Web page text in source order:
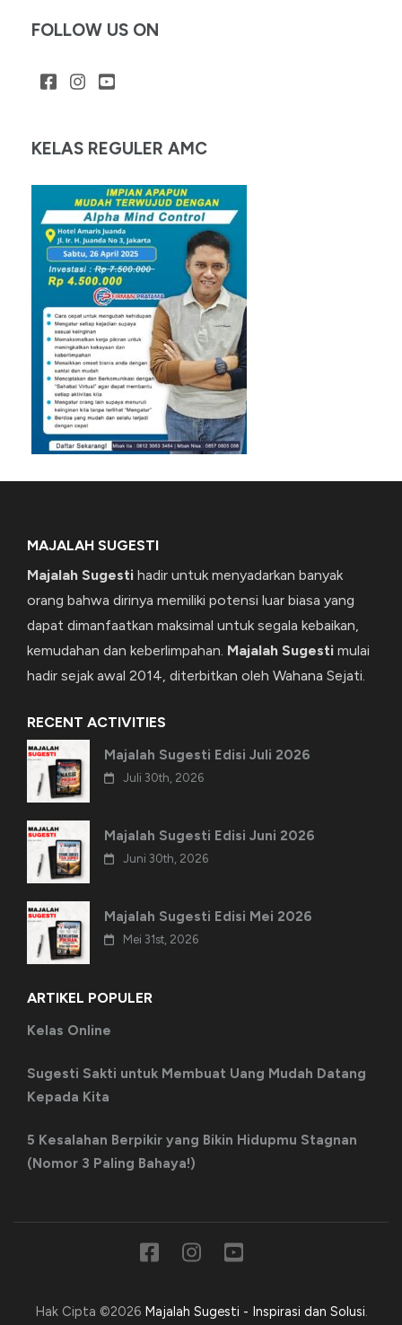
FOLLOW US ON
KELAS REGULER AMC
MAJALAH SUGESTI
Majalah Sugesti hadir untuk menyadarkan banyak
orang bahwa dirinya memiliki potensi luar biasa yang
dapat dimanfaatkan maksimal untuk segala kebaikan,
kemudahan dan keberlimpahan. Majalah Sugesti mulai
hadir sejak awal 2014, diterbitkan oleh Wahana Sejati.
RECENT ACTIVITIES
Majalah Sugesti Edisi Juli 2026
Juli 30th, 2026
Majalah Sugesti Edisi Juni 2026
Juni 30th, 2026
Majalah Sugesti Edisi Mei 2026
Mei 31st, 2026
ARTIKEL POPULER
Kelas Online
Sugesti Sakti untuk Membuat Uang Mudah Datang
Kepada Kita
5 Kesalahan Berpikir yang Bikin Hidupmu Stagnan
(Nomor 3 Paling Bahaya!)
Hak Cipta ©2026 Majalah Sugesti - Inspirasi dan Solusi.